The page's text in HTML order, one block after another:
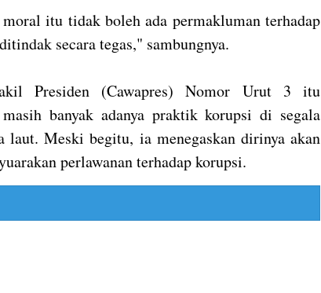
itu tidak boleh ada permakluman terhadap
secara tegas," sambungnya.
Presiden (Cawapres) Nomor Urut 3 itu
banyak adanya praktik korupsi di segala
laut. Meski begitu, ia menegaskan dirinya akan
perlawanan terhadap korupsi.